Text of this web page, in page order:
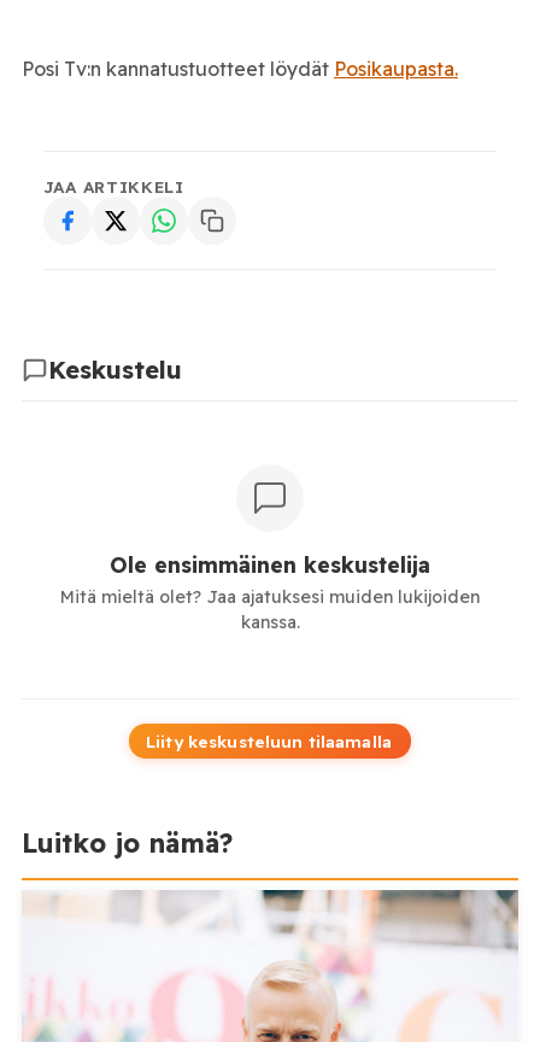
Posi Tv:n kannatustuotteet löydät Posikaupasta.
JAA ARTIKKELI
Keskustelu
Ole ensimmäinen keskustelija
Mitä mieltä olet? Jaa ajatuksesi muiden lukijoiden
kanssa.
Liity keskusteluun tilaamalla
Luitko jo nämä?